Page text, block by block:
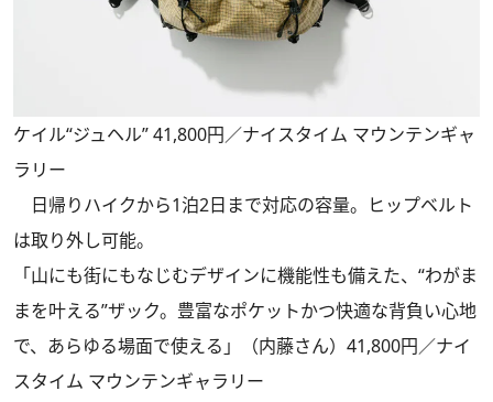
ケイル“ジュヘル” 41,800円／ナイスタイム マウンテンギャ
ラリー
日帰りハイクから1泊2日まで対応の容量。ヒップベルト
は取り外し可能。
「山にも街にもなじむデザインに機能性も備えた、“わがま
まを叶える”ザック。豊富なポケットかつ快適な背負い心地
で、あらゆる場面で使える」（内藤さん）41,800円／ナイ
スタイム マウンテンギャラリー